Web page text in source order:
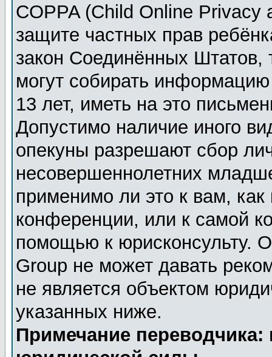
COPPA (Child Online Privacy
защите частных прав
закон Соединённых Штатов,
могут собирать
13 лет, иметь на это
Допустимо наличие иного
опекуны разрешают сбор
несовершеннолетних
применимо ли это к вам,
конференции, или к самой
помощью к юрисконсульту.
Group не может давать
не является объектом
указанных ниже.
Примечание